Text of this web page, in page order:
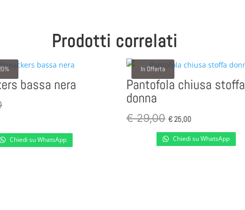
€ 64,00.€ 58,00.
Prodotti correlati
bassa nera
Chiedi su WhatsApp
In Offerta
Pantofola chiusa stoffa
donna
€29,00 Il
prezzo
originale
€25,00Il
prezzo
attuale
Chiedi su WhatsApp